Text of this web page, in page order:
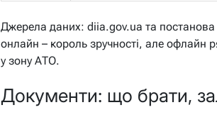
Джерела даних: diia.gov.ua та
онлайн – король зручності, але офлайн
у зону АТО.
Документи: що брати,